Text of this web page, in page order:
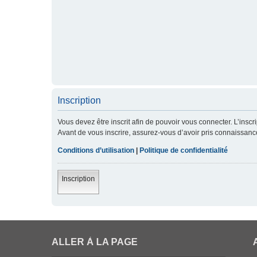
Inscription
Vous devez être inscrit afin de pouvoir vous connecter.
Avant de vous inscrire, assurez-vous d’avoir pris
Conditions d’utilisation Politique de confidentialité
Inscription
ALLER À LA PAGE